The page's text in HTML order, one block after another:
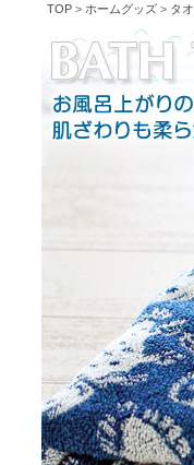
TOP > ホームグッズ > タ